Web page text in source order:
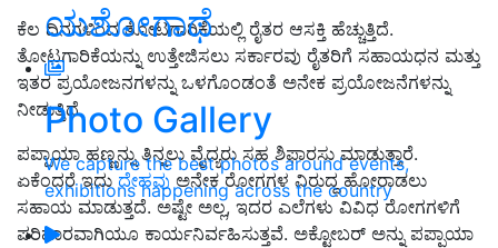
ಯಶೋಗಾಥೆ
Photo Gallery
We capture the best photos around events,
exhibitions happening across the country
ಕೆಲ ದಿನಗಳಿಂದ ತೋಟಗಾರಿಕೆಯಲ್ಲಿ ರೈತರ ಆಸಕ್ತಿ ಹೆಚ್ಚುತ್ತಿದೆ.
ತೋಟಗಾರಿಕೆಯನ್ನು ಉತ್ತೇಜಿಸಲು ಸರ್ಕಾರವು ರೈತರಿಗೆ ಸಹಾಯಧನ ಮತ್ತು
ಇತರ ಪ್ರಯೋಜನಗಳನ್ನು ಒಳಗೊಂಡಂತೆ ಅನೇಕ ಪ್ರಯೋಜನೆಗಳನ್ನು
ನೀಡುತ್ತಿದೆ.
ಪಪ್ಪಾಯಾ ಹಣ್ಣನ್ನು ತಿನ್ನಲು ವೈದ್ಯರು ಸಹ ಶಿಫಾರಸು ಮಾಡುತ್ತಾರೆ.
ಏಕೆಂದರೆ ಇದು ದೇಹವು ಅನೇಕ ರೋಗಗಳ ವಿರುದ್ಧ ಹೋರಾಡಲು
ಸಹಾಯ ಮಾಡುತ್ತದೆ. ಅಷ್ಟೇ ಅಲ್ಲ, ಇದರ ಎಲೆಗಳು ವಿವಿಧ ರೋಗಗಳಿಗೆ
ಪರಿಹಾರವಾಗಿಯೂ ಕಾರ್ಯನಿರ್ವಹಿಸುತ್ತವೆ. ಅಕ್ಟೋಬರ್ ಅನ್ನು ಪಪ್ಪಾಯಾ